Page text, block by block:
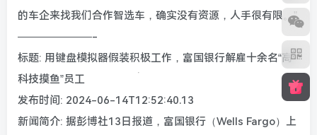
的车企来找我们合作智选车，确实没有资源，人手很有限。”
———————-
标题: 用键盘模拟器假装积极工作，富国银行解雇十余名“高
科技摸鱼”员工
发布时间: 2024-06-14T12:52:40.13
新闻简介: 据彭博社13日报道，富国银行（Wells Fargo）上